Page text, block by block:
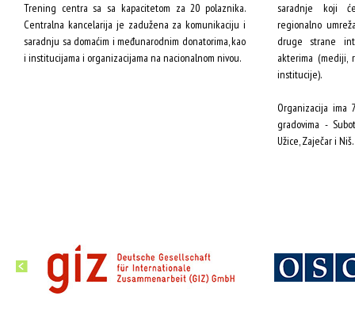
Trening centra sa sa kapacitetom za 20 polaznika.
Centralna kancelarija je zadužena za komunikaciju i
saradnju sa domaćim i međunarodnim donatorima, kao
i institucijama i organizacijama na nacionalnom nivou.
saradnje koji
regionalno
druge strane
akterima (mediji,
institucije).
Organizacija ima
gradovima -
Užice, Zaječar i Niš.